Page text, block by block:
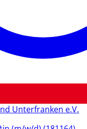
Unterfranken e.V.